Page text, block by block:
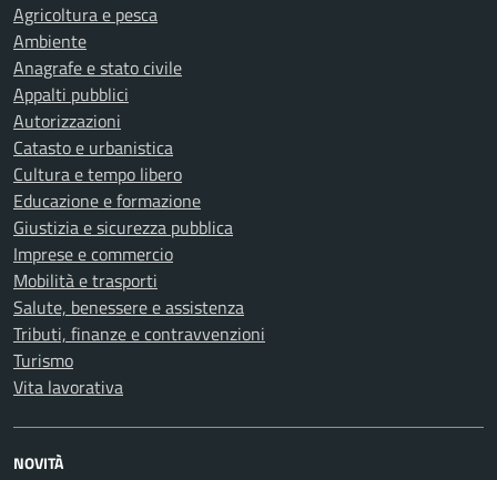
Agricoltura e pesca
Ambiente
Anagrafe e stato civile
Appalti pubblici
Autorizzazioni
Catasto e urbanistica
Cultura e tempo libero
Educazione e formazione
Giustizia e sicurezza pubblica
Imprese e commercio
Mobilità e trasporti
Salute, benessere e assistenza
Tributi, finanze e contravvenzioni
Turismo
Vita lavorativa
NOVITÀ